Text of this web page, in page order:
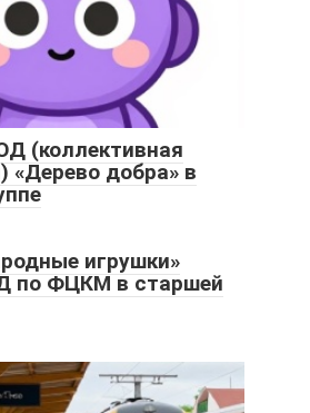
(коллективная
«Дерево добра» в
игрушки»
по ФЦКМ в старшей